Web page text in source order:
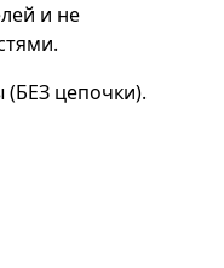
и не
цепочки).